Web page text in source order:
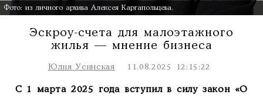
Фото: из личного архива Алексея Каргапольцева.
Эскроу-счета для малоэтажного
жилья — мнение бизнеса
Юлия Усинская 11.08.2025 12:15:22
С 1 марта 2025 года вступил в силу закон «О